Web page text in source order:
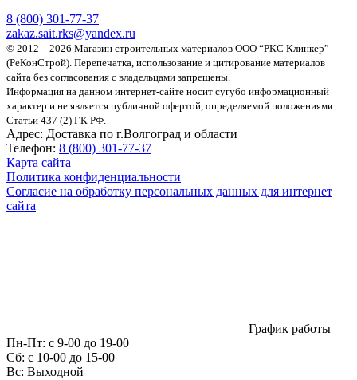
8 (800) 301-77-37
zakaz.sait.rks@yandex.ru
© 2012—2026 Магазин строительных материалов ООО “РКС Клинкер”
(РеКонСтрой). Перепечатка, использование и цитирование материалов
сайта без согласования с владельцами запрещены.
Информация на данном интернет-сайте носит сугубо информационный
характер и не является публичной офертой, определяемой положениями
Статьи 437 (2) ГК РФ.
Адрес: Доставка по г.Волгоград и области
Телефон: 8 (800) 301-77-37
Карта сайта
Политика конфиденциальности
Согласие на обработку персональных данных для интернет
сайта
График работы
Пн-Пт: с 9-00 до 19-00
Сб: c 10-00 до 15-00
Вс: Выходной